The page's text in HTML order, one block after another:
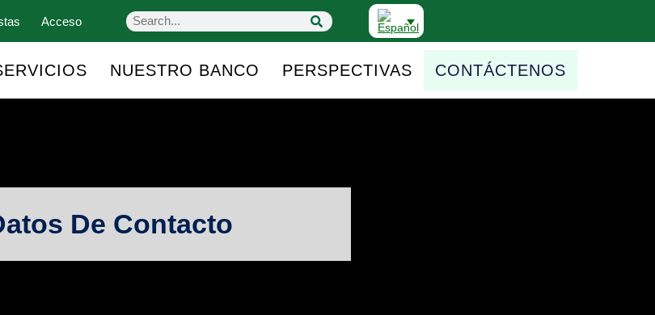
Acceso
NUESTRO BANCO PERSPECTIVAS CONTÁCTENOS
De Contacto